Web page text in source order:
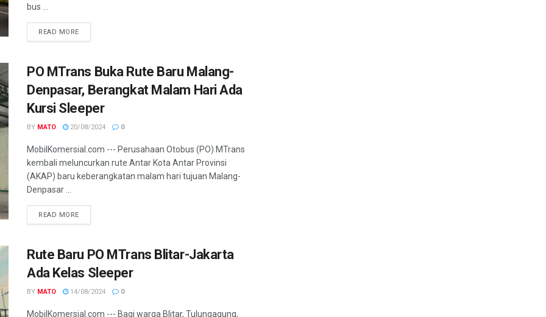
bus ...
READ MORE
PO MTrans Buka Rute Baru Malang-
Denpasar, Berangkat Malam Hari Ada
Kursi Sleeper
BY MATO 20/08/2024 0
MobilKomersial.com --- Perusahaan Otobus (PO) MTrans
kembali meluncurkan rute Antar Kota Antar Provinsi
(AKAP) baru keberangkatan malam hari tujuan Malang-
Denpasar ...
READ MORE
Rute Baru PO MTrans Blitar-Jakarta
Ada Kelas Sleeper
BY MATO 14/08/2024 0
MobilKomersial.com --- Bagi warga Blitar, Tulungagung,